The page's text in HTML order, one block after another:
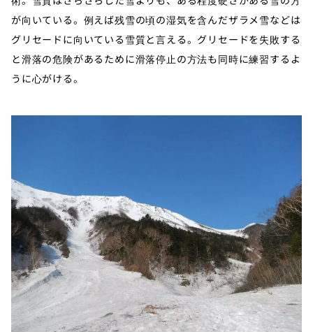
が向いている。例えば残雪の頃の湿気を含んだザラメ雪などは
グリセードに向いている雪質と言える。グリセードを失敗する
と滑落の危険があるために滑落停止の方法も同時に練習するよ
うに心がける。